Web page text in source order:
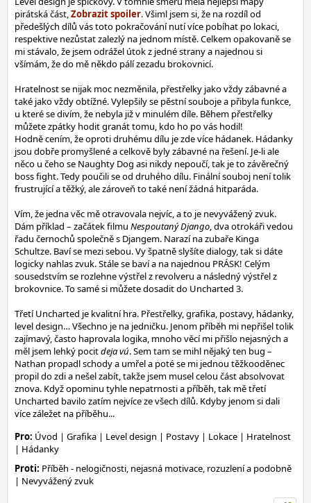
pirátská část,
. Všiml jsem si, že na rozdíl od
předešlých dílů vás toto pokračování nutí více pobíhat po lokaci,
respektive nezůstat zalezlý na jednom místě. Celkem opakovaně se
mi stávalo, že jsem odrážel útok z jedné strany a najednou si
všímám, že do mě někdo pálí zezadu brokovnicí.
Hratelnost se nijak moc nezměnila, přestřelky jako vždy zábavné a
také jako vždy obtížné. Vylepšily se pěstní souboje a přibyla funkce,
u které se divím, že nebyla již v minulém díle. Během přestřelky
můžete zpátky hodit granát tomu, kdo ho po vás hodil!
Hodně cením, že oproti druhému dílu je zde více hádanek. Hádanky
jsou dobře promyšlené a celkově byly zábavné na řešení. Je-li ale
něco u čeho se Naughty Dog asi nikdy nepoučí, tak je to závěrečný
boss fight. Tedy poučili se od druhého dílu. Finální souboj není tolik
frustrující a těžký, ale zároveň to také není žádná hitparáda.
Vím, že jedna věc mě otravovala nejvíc, a to je nevyvážený zvuk.
Dám příklad – začátek filmu Nespoutaný Django, dva otrokáři vedou
řadu černochů společně s Djangem. Narazí na zubaře Kinga
Schultze. Baví se mezi sebou. Vy špatně slyšíte dialogy, tak si dáte
logicky nahlas zvuk. Stále se baví a na najednou PRÁSK! Celým
sousedstvím se rozlehne výstřel z revolveru a následný výstřel z
brokovnice. To samé si můžete dosadit do Uncharted 3.
Třetí Uncharted je kvalitní hra. Přestřelky, grafika, postavy, hádanky,
level design… Všechno je na jedničku. Jenom příběh mi nepřišel tolik
zajímavý, často haprovala logika, mnoho věcí mi přišlo nejasných a
měl jsem lehký pocitdeja vú. Sem tam se mihl nějaký ten bug –
Nathan propadl schody a umřel a poté se mi jednou těžkooděnec
propil do zdi a nešel zabít, takže jsem musel celou část absolvovat
znova. Když opominu tyhle nepatrnosti a příběh, tak mě třetí
Uncharted bavilo zatím nejvíce ze všech dílů. Kdyby jenom si dali
více záležet na příběhu...
Pro: Úvod | Grafika | Level design | Postavy | Lokace | Hratelnost
| Hádanky
Proti: Příběh - nelogičnosti, nejasná motivace, rozuzlení a podobně
| Nevyvážený zvuk